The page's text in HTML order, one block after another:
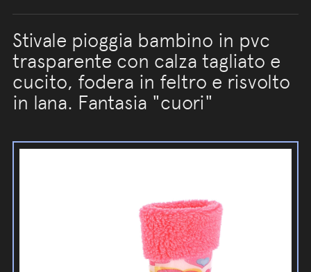
Stivale pioggia bambino in pvc
trasparente con calza tagliato e
cucito, fodera in feltro e risvolto
in lana. Fantasia "cuori"